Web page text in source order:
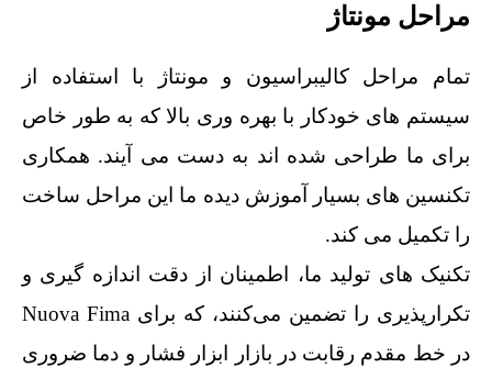
مراحل مونتاژ
تمام مراحل کالیبراسیون و مونتاژ با استفاده از
سیستم های خودکار با بهره وری بالا که به طور خاص
برای ما طراحی شده اند به دست می آیند. همکاری
تکنسین های بسیار آموزش دیده ما این مراحل ساخت
را تکمیل می کند.
تکنیک‌ های تولید ما، اطمینان از دقت اندازه‌ گیری و
تکرارپذیری را تضمین می‌کنند، که برای Nuova Fima
در خط مقدم رقابت در بازار ابزار فشار و دما ضروری